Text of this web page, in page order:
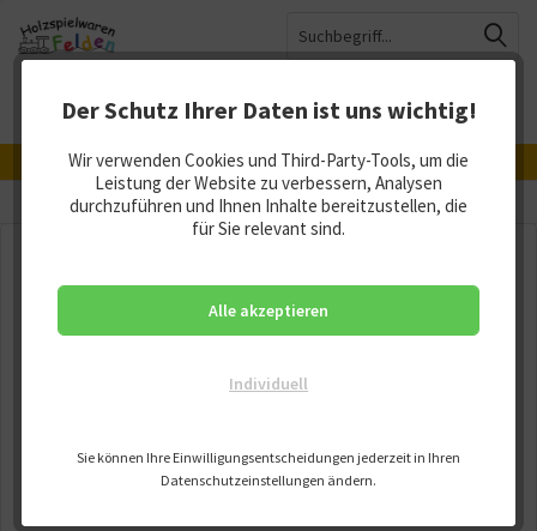
Hergestellt in Deutschland, Österreich und der Schweiz
Warenkorb
Merkzettel Mein Konto
MenüDer Schutz Ihrer Daten ist uns wichtig!
Wir verwenden Cookies und Third-Party-Tools, um die
Leistung der Website zu verbessern, Analysen
durchzuführen und Ihnen Inhalte bereitzustellen, die
für Sie relevant sind.
Individuell
Alle akzeptieren
Sie können Ihre Einwilligungsentscheidungen jederzeit in Ihren
Datenschutzeinstellungen ändern.
Übersicht Schnullerketten